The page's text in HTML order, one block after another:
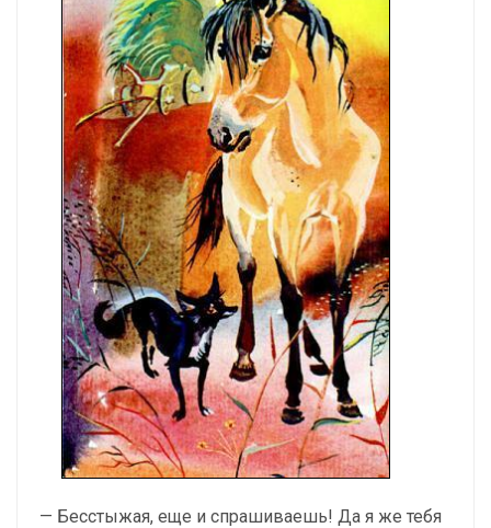
— Бесстыжая, еще и спрашиваешь! Да я же тебя